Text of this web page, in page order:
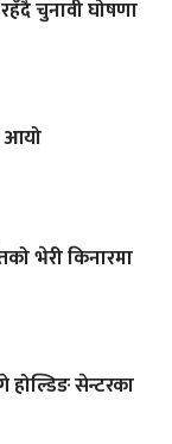
चुनावी घोषणा
आयो
भेरी किनारमा
होल्डिङ सेन्टरका